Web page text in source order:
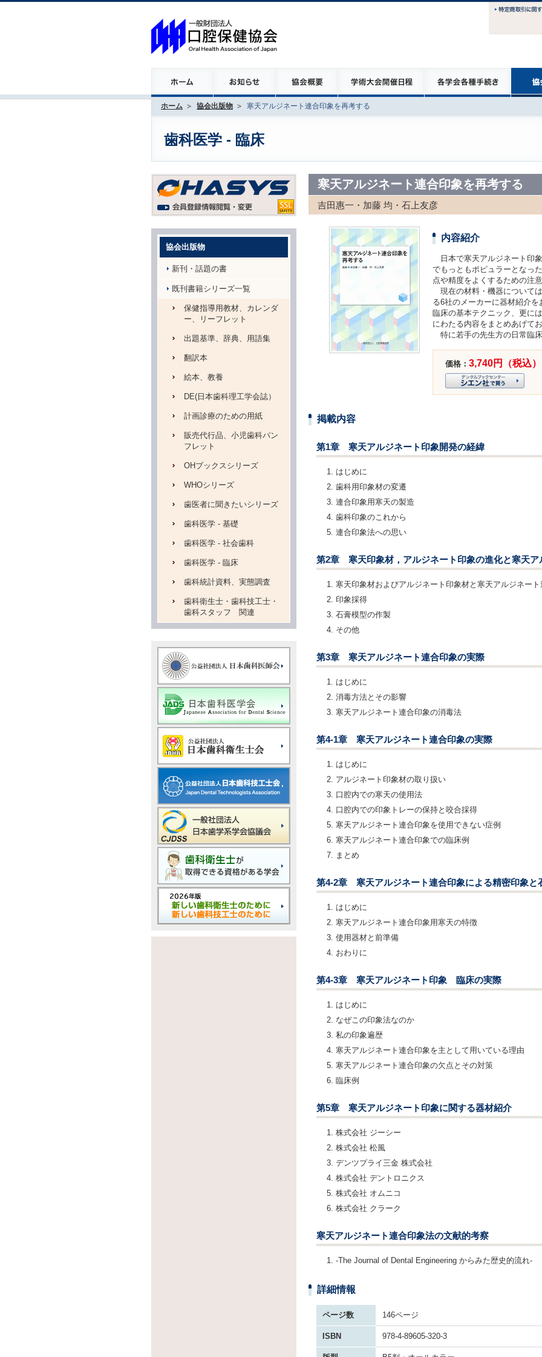
ホーム 協会出版物 寒天アルジネート連合印象を再考する
歯科医学 - 臨床
寒天アルジネート連合印象を再考する
吉田惠一・加藤 均・石上友彦
内容紹介
日本で寒天アルジネート印
でもっともポピュラーとなっ
点や精度をよくするための注
現在の材料・機器について
る6社のメーカーに器材紹介
臨床の基本テクニック、更に
にわたる内容をまとめあげてお
特に若手の先生方の日常臨
価格： 3,740円（税込）
掲載内容
第1章 寒天アルジネート印象開発の経緯
はじめに
歯科用印象材の変遷
連合印象用寒天の製造
歯科印象のこれから
連合印象法への思い
第2章 寒天印象材，アルジネート印象の進化と寒天ア
寒天印象材およびアルジネート印象材と寒天アルジネー
印象採得
石膏模型の作製
その他
第3章 寒天アルジネート連合印象の実際
はじめに
消毒方法とその影響
寒天アルジネート連合印象の消毒法
第4-1章 寒天アルジネート連合印象の実際
はじめに
アルジネート印象材の取り扱い
口腔内での寒天の使用法
口腔内での印象トレーの保持と咬合採得
寒天アルジネート連合印象を使用できない症例
寒天アルジネート連合印象での臨床例
まとめ
第4-2章 寒天アルジネート連合印象による精密印象と
はじめに
寒天アルジネート連合印象用寒天の特徴
使用器材と前準備
おわりに
第4-3章 寒天アルジネート印象 臨床の実際
はじめに
なぜこの印象法なのか
私の印象遍歴
寒天アルジネート連合印象を主として用いている理由
寒天アルジネート連合印象の欠点とその対策
臨床例
第5章 寒天アルジネート印象に関する器材紹介
株式会社 ジーシー
株式会社 松風
デンツプライ三金 株式会社
株式会社 デントロニクス
株式会社 オムニコ
株式会社 クラーク
寒天アルジネート連合印象法の文献的考察
‐The Journal of Dental Engineering からみた歴史的流れ‐
詳細情報
ページ数 146ページ
ISBN 978-4-89605-320-3
協会出版物
新刊・話題の書
既刊書籍シリーズ一覧
保健指導用教材、カレンダ
ー、リーフレット
出題基準、辞典、用語集
翻訳本
絵本、教養
DE(日本歯科理工学会誌）
計画診療のための用紙
販売代行品、小児歯科パン
フレット
OHブックスシリーズ
WHOシリーズ
歯医者に聞きたいシリーズ
歯科医学 - 基礎
歯科医学 - 社会歯科
歯科医学 - 臨床
歯科統計資料、実態調査
歯科衛生士・歯科技工士・
歯科スタッフ 関連